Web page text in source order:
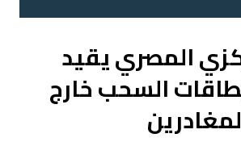
المصري يقيد
السحب خارج